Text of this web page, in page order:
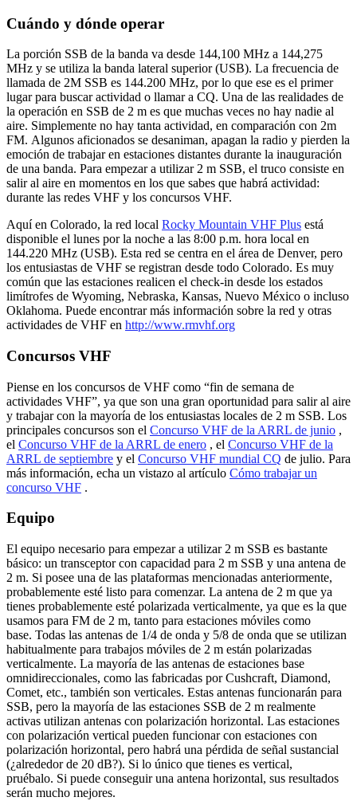
Cuándo y dónde operar
La porción SSB de la banda va desde 144,100 MHz a 144,275
MHz y se utiliza la banda lateral superior (USB). La frecuencia de
llamada de 2M SSB es 144.200 MHz, por lo que ese es el primer
lugar para buscar actividad o llamar a CQ. Una de las realidades de
la operación en SSB de 2 m es que muchas veces no hay nadie al
aire. Simplemente no hay tanta actividad, en comparación con 2m
FM. Algunos aficionados se desaniman, apagan la radio y pierden la
emoción de trabajar en estaciones distantes durante la inauguración
de una banda. Para empezar a utilizar 2 m SSB, el truco consiste en
salir al aire en momentos en los que sabes que habrá actividad:
durante las redes VHF y los concursos VHF.
Aquí en Colorado, la red local Rocky Mountain VHF Plus está
disponible el lunes por la noche a las 8:00 p.m. hora local en
144.220 MHz (USB). Esta red se centra en el área de Denver, pero
los entusiastas de VHF se registran desde todo Colorado. Es muy
común que las estaciones realicen el check-in desde los estados
limítrofes de Wyoming, Nebraska, Kansas, Nuevo México o incluso
Oklahoma. Puede encontrar más información sobre la red y otras
actividades de VHF en http://www.rmvhf.org
Concursos VHF
Piense en los concursos de VHF como “fin de semana de
actividades VHF”, ya que son una gran oportunidad para salir al aire
y trabajar con la mayoría de los entusiastas locales de 2 m SSB. Los
principales concursos son el Concurso VHF de la ARRL de junio ,
el Concurso VHF de la ARRL de enero , el Concurso VHF de la
ARRL de septiembre y el Concurso VHF mundial CQ de julio. Para
más información, echa un vistazo al artículo Cómo trabajar un
concurso VHF .
Equipo
El equipo necesario para empezar a utilizar 2 m SSB es bastante
básico: un transceptor con capacidad para 2 m SSB y una antena de
2 m. Si posee una de las plataformas mencionadas anteriormente,
probablemente esté listo para comenzar. La antena de 2 m que ya
tienes probablemente esté polarizada verticalmente, ya que es la que
usamos para FM de 2 m, tanto para estaciones móviles como
base. Todas las antenas de 1/4 de onda y 5/8 de onda que se utilizan
habitualmente para trabajos móviles de 2 m están polarizadas
verticalmente. La mayoría de las antenas de estaciones base
omnidireccionales, como las fabricadas por Cushcraft, Diamond,
Comet, etc., también son verticales. Estas antenas funcionarán para
SSB, pero la mayoría de las estaciones SSB de 2 m realmente
activas utilizan antenas con polarización horizontal. Las estaciones
con polarización vertical pueden funcionar con estaciones con
polarización horizontal, pero habrá una pérdida de señal sustancial
(¿alrededor de 20 dB?). Si lo único que tienes es vertical,
pruébalo. Si puede conseguir una antena horizontal, sus resultados
serán mucho mejores.